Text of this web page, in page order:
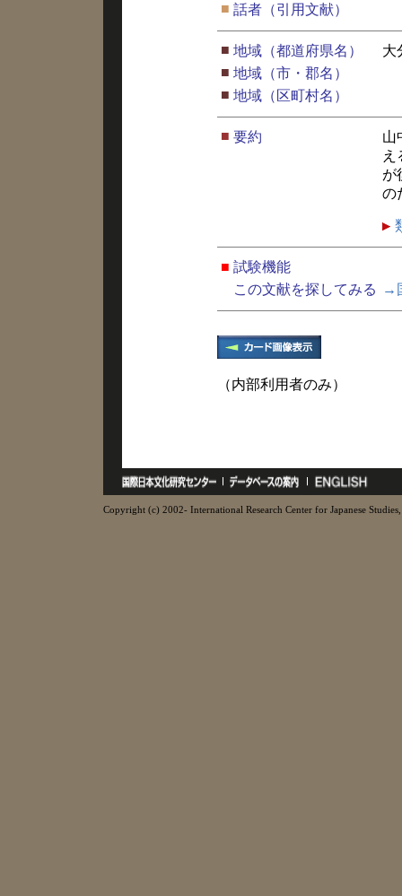
■ 話者（引用文献）
■ 地域（都道府県名）
大
■ 地域（市・郡名）
■ 地域（区町村名）
■ 要約
山
え
が
の
■ 試験機能
この文献を探してみる
→
（内部利用者のみ）
Copyright (c) 2002- International Research Center for Japanese